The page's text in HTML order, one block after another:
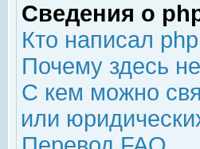
Сведения о
Кто написал
Почему здесь
С кем можно
или